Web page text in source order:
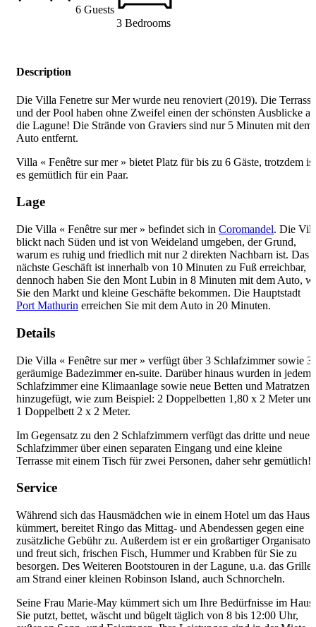
6 Guests
3 Bedrooms
Description
Die Villa Fenetre sur Mer wurde neu renoviert (2019). Die Terrasse
und der Pool haben ohne Zweifel einen der schönsten Ausblicke
die Lagune! Die Strände von Graviers sind nur 5 Minuten mit dem
Auto entfernt.
Villa « Fenêtre sur mer » bietet Platz für bis zu 6 Gäste, trotzdem ist
es gemütlich für ein Paar.
Lage
Die Villa « Fenêtre sur mer » befindet sich in Coromandel. Die
blickt nach Süden und ist von Weideland umgeben, der Grund,
warum es ruhig und friedlich mit nur 2 direkten Nachbarn ist. Das
nächste Geschäft ist innerhalb von 10 Minuten zu Fuß erreichbar,
dennoch haben Sie den Mont Lubin in 8 Minuten mit dem Auto,
Sie den Markt und kleine Geschäfte bekommen. Die Hauptstadt
Port Mathurin erreichen Sie mit dem Auto in 20 Minuten.
Details
Die Villa « Fenêtre sur mer » verfügt über 3 Schlafzimmer sowie 3
geräumige Badezimmer en-suite. Darüber hinaus wurden in jedem
Schlafzimmer eine Klimaanlage sowie neue Betten und Matratzen
hinzugefügt, wie zum Beispiel: 2 Doppelbetten 1,80 x 2 Meter und
1 Doppelbett 2 x 2 Meter.
Im Gegensatz zu den 2 Schlafzimmern verfügt das dritte und neue
Schlafzimmer über einen separaten Eingang und eine kleine
Terrasse mit einem Tisch für zwei Personen, daher sehr gemütlich!
Service
Während sich das Hausmädchen wie in einem Hotel um das Haus
kümmert, bereitet Ringo das Mittag- und Abendessen gegen eine
zusätzliche Gebühr zu. Außerdem ist er ein großartiger Organisator
und freut sich, frischen Fisch, Hummer und Krabben für Sie zu
besorgen. Des Weiteren Bootstouren in der Lagune, u.a. das
am Strand einer kleinen Robinson Island, auch Schnorcheln.
Seine Frau Marie-May kümmert sich um Ihre Bedürfnisse im Haus.
Sie putzt, bettet, wäscht und bügelt täglich von 8 bis 12:00 Uhr,